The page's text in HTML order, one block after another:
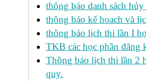
thông báo danh sách
thông báo kế hoach và
thông báo lịch thi lần I
TKB các học phần
Thông báo lịch thi lần 2
quy.